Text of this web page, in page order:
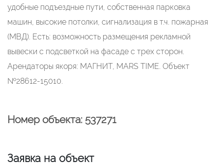
удобные подъездные пути, собственная парковка
машин, высокие потолки, сигнализация в т.ч. пожарная
(МВД). Есть: возможность размещения рекламной
вывески с подсветкой на фасаде с трех сторон.
Арендаторы якоря: МАГНИТ, MARS TIME. Объект
№28612-15010.
Номер объекта: 537271
Заявка на объект